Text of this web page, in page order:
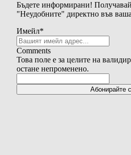
Бъдете информирани!
"Неудобните" директно във
Имейл*
Comments
Това поле е за целите на
остане непроменено.